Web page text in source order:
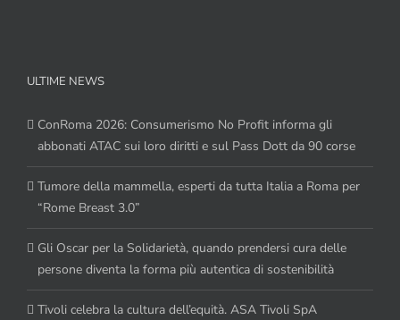
ULTIME NEWS
ConRoma 2026: Consumerismo No Profit informa gli
abbonati ATAC sui loro diritti e sul Pass Dott da 90 corse
Tumore della mammella, esperti da tutta Italia a Roma per
“Rome Breast 3.0”
Gli Oscar per la Solidarietà, quando prendersi cura delle
persone diventa la forma più autentica di sostenibilità
Tivoli celebra la cultura dell’equità. ASA Tivoli SpA